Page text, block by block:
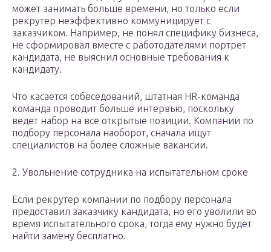
может занимать больше времени, но только если
рекрутер неэффективно коммуницирует с
заказчиком. Например, не понял специфику бизнеса,
не сформировал вместе с работодателями портрет
кандидата, не выяснил основные требования к
кандидату.
Что касается собеседований, штатная HR-команда
команда проводит больше интервью, поскольку
ведет набор на все открытые позиции. Компании по
подбору персонала наоборот, сначала ищут
специалистов на более сложные вакансии.
2. Увольнение сотрудника на испытательном сроке
Если рекрутер компании по подбору персонала
предоставил заказчику кандидата, но его уволили во
время испытательного срока, тогда ему нужно будет
найти замену бесплатно.